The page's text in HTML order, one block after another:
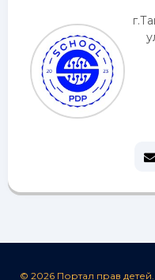
© 2026 Портал прав